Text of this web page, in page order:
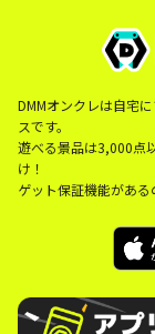
DMMオンクレは自宅
スです。
遊べる景品は3,000点
け！
ゲット保証機能がある